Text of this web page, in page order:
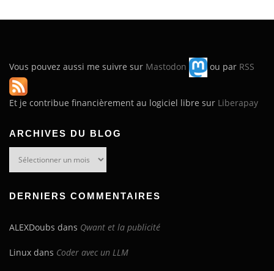
Vous pouvez aussi me suivre sur Mastodon ou par RSS
Et je contribue financièrement au logiciel libre sur Liberapay
ARCHIVES DU BLOG
DERNIERS COMMENTAIRES
ALEXDoubs dans Qwant et la publicité
Linux dans Coder avec un LLM